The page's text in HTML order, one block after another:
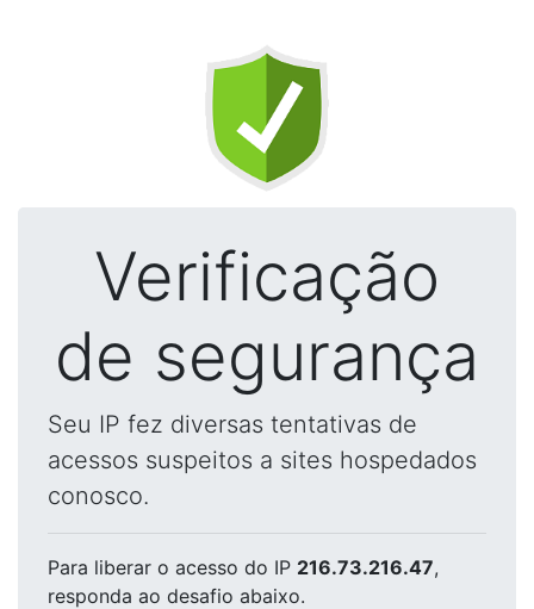
Verificação
de segurança
Seu IP fez diversas tentativas de
acessos suspeitos a sites hospedados
conosco.
Para liberar o acesso do IP 216.73.216.47,
responda ao desafio abaixo.